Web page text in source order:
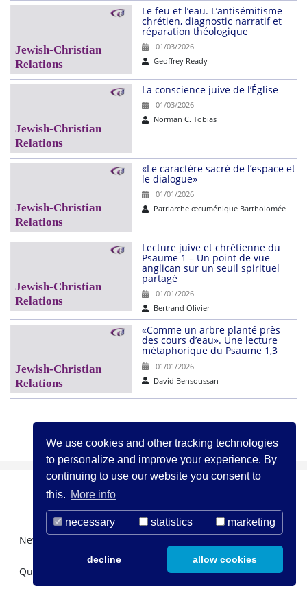
We use cookies and other tracking technologies
to personalize and improve your experience. By
continuing to use our website you consent to
this. More info
necessary statistics marketing
decline allow cookies
Le feu et l’eau. L’antisémitisme
chrétien, diagnostic narratif et
réparation théologique
01/03/2026
Geoffrey Ready
La conscience juive de l’Église
01/03/2026
Norman C. Tobias
«Le caractère sacré de l’espace et
le dialogue»
01/01/2026
Patriarche œcuménique Bartholomée
Lecture juive et chrétienne du
Psaume 1 – Un point de vue
anglican sur un seuil spirituel
partagé
01/01/2026
Bertrand Olivier
«Comme un arbre planté près
des cours d’eau». Une lecture
métaphorique du Psaume 1,3
01/01/2026
David Bensoussan
Newsletter Registration
Qui sommes-nous? Legal Notice